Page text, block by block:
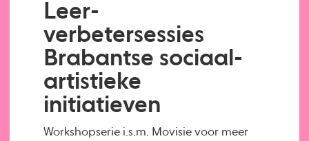
Leer-
verbetersessies
Brabantse sociaal-
artistieke
initiatieven
Workshopserie i.s.m. Movisie voor meer